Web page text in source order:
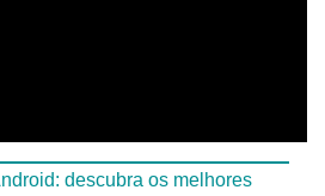
descubra os melhores